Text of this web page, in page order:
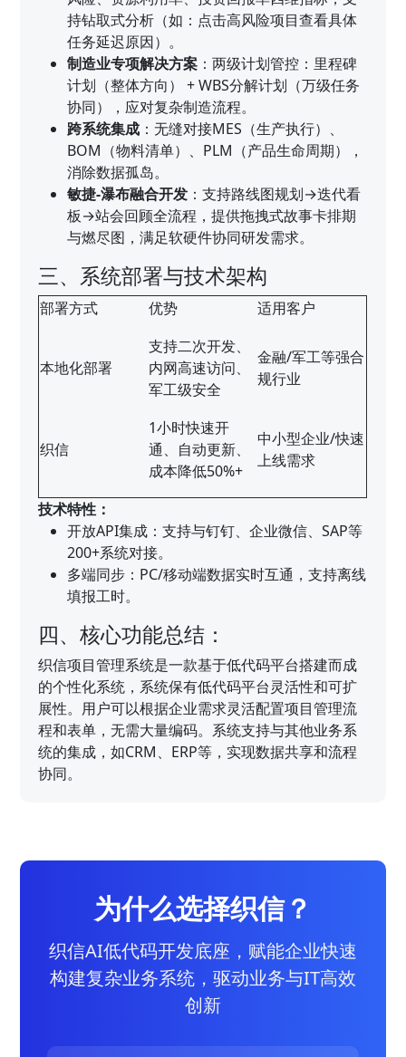
持钻取式分析（如：点击高风险项目查看具体
任务延迟原因）。
制造业专项解决方案 ：两级计划管控：里程碑
计划（整体方向） + WBS分解计划（万级任务
协同），应对复杂制造流程。
跨系统集成 ：无缝对接MES（生产执行）、
BOM（物料清单）、PLM（产品生命周期），
消除数据孤岛。
敏捷-瀑布融合开发 ：支持路线图规划→迭代看
板→站会回顾全流程，提供拖拽式故事卡排期
与燃尽图，满足软硬件协同研发需求。
三、系统部署与技术架构
部署方式 优势 适用客户
本地化部署
支持二次开发、
内网高速访问、
军工级安全
金融/军工等强合
规行业
织信
1小时快速开
通、自动更新、
成本降低50%+
中小型企业/快速
上线需求
技术特性：
开放API集成：支持与钉钉、企业微信、SAP等
200+系统对接。
多端同步：PC/移动端数据实时互通，支持离线
填报工时。
四、核心功能总结：
织信项目管理系统是一款基于低代码平台搭建而成
的个性化系统，系统保有低代码平台灵活性和可扩
展性。用户可以根据企业需求灵活配置项目管理流
程和表单，无需大量编码。系统支持与其他业务系
统的集成，如CRM、ERP等，实现数据共享和流程
协同。
为什么选择织信？
织信AI低代码开发底座，赋能企业快速
构建复杂业务系统，驱动业务与IT高效
创新